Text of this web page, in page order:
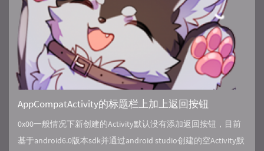
AppCompatActivity的标题栏上加上返回按钮
0x00一般情况下新创建的Activity默认没有添加返回按钮，目前
基于android6.0版本sdk并通过android studio创建的空Activity默